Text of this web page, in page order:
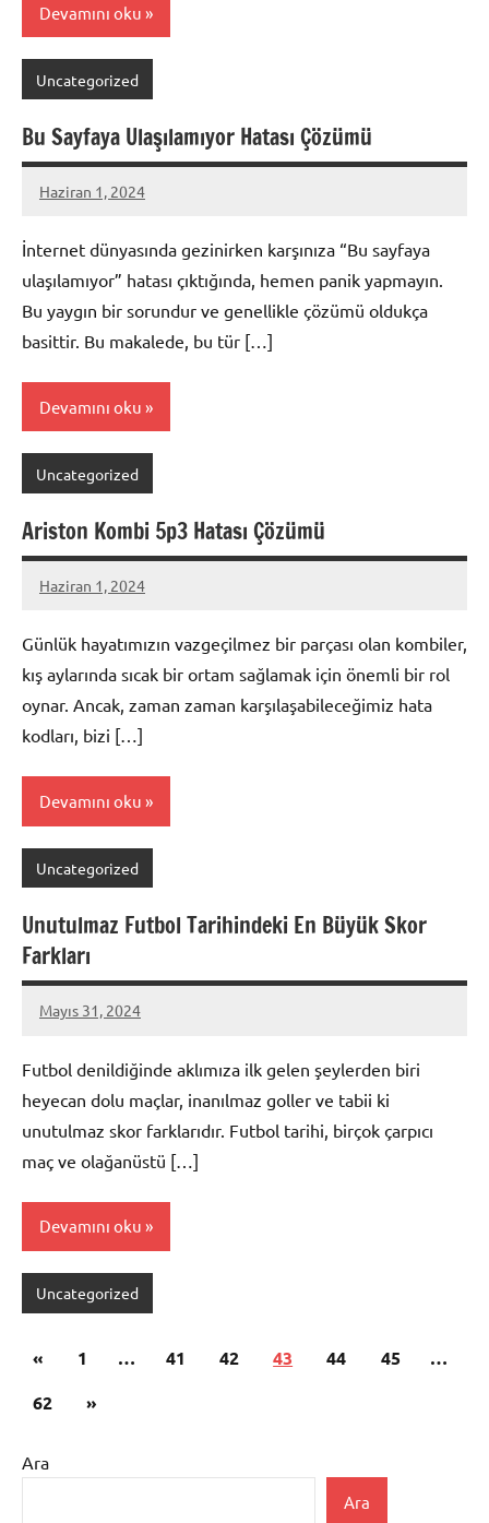
Devamını oku
Uncategorized
Bu Sayfaya Ulaşılamıyor Hatası Çözümü
Haziran 1, 2024
admin
İnternet dünyasında gezinirken karşınıza “Bu sayfaya
ulaşılamıyor” hatası çıktığında, hemen panik yapmayın.
Bu yaygın bir sorundur ve genellikle çözümü oldukça
basittir. Bu makalede, bu tür […]
Devamını oku
Uncategorized
Ariston Kombi 5p3 Hatası Çözümü
Haziran 1, 2024
admin
Günlük hayatımızın vazgeçilmez bir parçası olan kombiler,
kış aylarında sıcak bir ortam sağlamak için önemli bir rol
oynar. Ancak, zaman zaman karşılaşabileceğimiz hata
kodları, bizi […]
Devamını oku
Uncategorized
Unutulmaz Futbol Tarihindeki En Büyük Skor
Farkları
Mayıs 31, 2024
admin
Futbol denildiğinde aklımıza ilk gelen şeylerden biri
heyecan dolu maçlar, inanılmaz goller ve tabii ki
unutulmaz skor farklarıdır. Futbol tarihi, birçok çarpıcı
maç ve olağanüstü […]
Devamını oku
Uncategorized
Yazı
sayfalaması
«Önceki
1 … 41 42 43 44 45
…
62
Sonraki
»
Ara
Ara